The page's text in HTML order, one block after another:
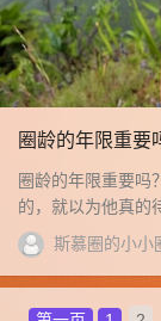
圈龄的年限重要
圈龄的年限重要吗
的，就以为他真的
纪大...
斯慕圈的小小